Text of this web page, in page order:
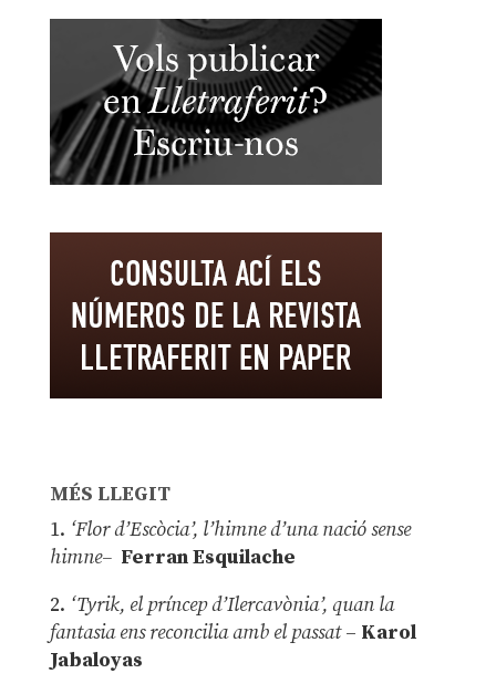
MÉS LLEGIT
1. ‘Flor d’Escòcia’, l’himne d’una nació sense
himne– Ferran Esquilache
2. ‘Tyrik, el príncep d’Ilercavònia’, quan la
fantasia ens reconcilia amb el passat– Karol
Jabaloyas